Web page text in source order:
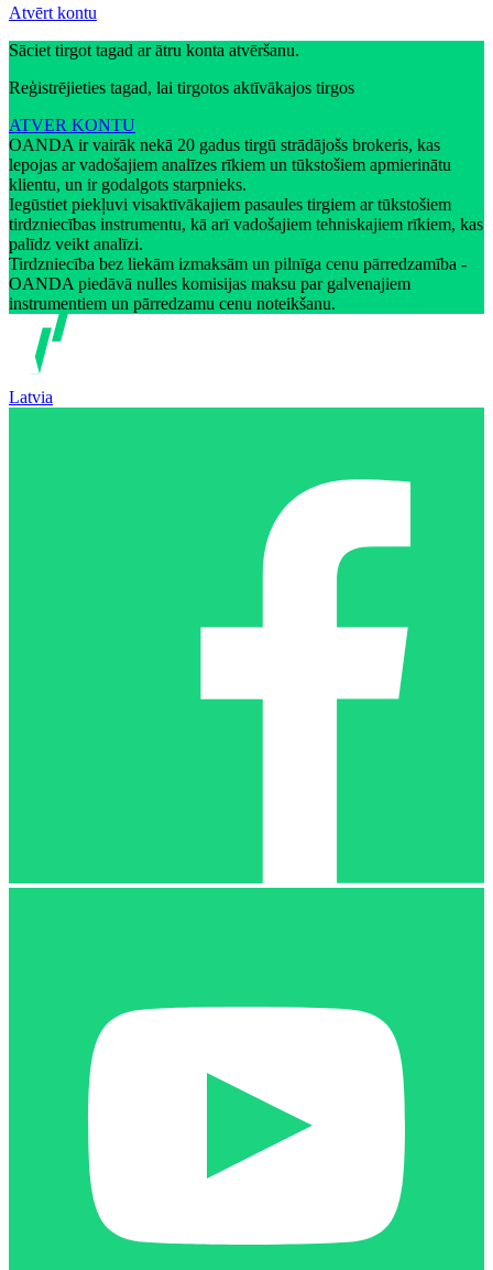
Atvērt kontu
Sāciet tirgot tagad ar ātru konta atvēršanu.
Reģistrējieties tagad, lai tirgotos aktīvākajos tirgos
ATVER KONTU
OANDA ir vairāk nekā 20 gadus tirgū strādājošs brokeris, kas
lepojas ar vadošajiem analīzes rīkiem un tūkstošiem apmierinātu
klientu, un ir godalgots starpnieks.
Iegūstiet piekļuvi visaktīvākajiem pasaules tirgiem ar tūkstošiem
tirdzniecības instrumentu, kā arī vadošajiem tehniskajiem rīkiem, kas
palīdz veikt analīzi.
Tirdzniecība bez liekām izmaksām un pilnīga cenu pārredzamība -
OANDA piedāvā nulles komisijas maksu par galvenajiem
instrumentiem un pārredzamu cenu noteikšanu.
Latvia